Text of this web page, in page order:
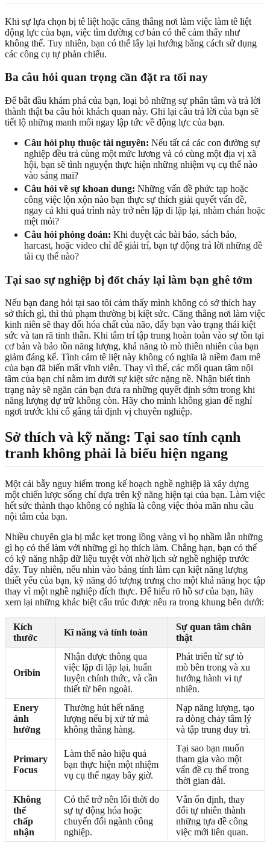
Khi sự lựa chọn bị tê liệt hoặc căng thẳng nơi làm việc làm tê liệt
động lực của bạn, việc tìm đường cơ bản có thể cảm thấy như
không thể. Tuy nhiên, bạn có thể lấy lại hướng bằng cách sử dụng
các công cụ tự phản chiếu.
Ba câu hỏi quan trọng cần đặt ra tối nay
Để bắt đầu khám phá của bạn, loại bỏ những sự phân tâm và trả lời
thành thật ba câu hỏi khách quan này. Ghi lại câu trả lời của bạn sẽ
tiết lộ những manh mối ngay lập tức về động lực của bạn.
Câu hỏi phụ thuộc tài nguyên: Nếu tất cả các con đường sự
nghiệp đều trả cùng một mức lương và có cùng một địa vị xã
hội, bạn sẽ tình nguyện thực hiện những nhiệm vụ cụ thể nào
vào sáng mai?
Câu hỏi về sự khoan dung: Những vấn đề phức tạp hoặc
công việc lộn xộn nào bạn thực sự thích giải quyết vấn đề,
ngay cả khi quá trình này trở nên lặp đi lặp lại, nhàm chán hoặc
mệt mỏi?
Câu hỏi phỏng đoán: Khi duyệt các bài báo, sách báo,
harcast, hoặc video chỉ để giải trí, bạn tự động trả lời những đề
tài cụ thể nào?
Tại sao sự nghiệp bị đốt cháy lại làm bạn ghê tởm
Nếu bạn đang hỏi tại sao tôi cảm thấy mình không có sở thích hay
sở thích gì, thì thủ phạm thường bị kiệt sức. Căng thẳng nơi làm việc
kinh niên sẽ thay đổi hóa chất của não, đẩy bạn vào trạng thái kiệt
sức và tan rã tinh thần. Khi tâm trí tập trung hoàn toàn vào sự tồn tại
cơ bản và bảo tồn năng lượng, khả năng tò mò thiên nhiên của bạn
giảm đáng kể. Tình cảm tê liệt này không có nghĩa là niềm đam mê
của bạn đã biến mất vĩnh viễn. Thay vì thế, các mối quan tâm nội
tâm của bạn chỉ nằm im dưới sự kiệt sức nặng nề. Nhận biết tình
trạng này sẽ ngăn cản bạn đưa ra những quyết định sớm trong khi
năng lượng dự trữ không còn. Hãy cho mình không gian để nghỉ
ngơi trước khi cố gắng tái định vị chuyên nghiệp.
Sở thích và kỹ năng: Tại sao tính cạnh
tranh không phải là biểu hiện ngang
Một cái bẫy nguy hiểm trong kế hoạch nghề nghiệp là xây dựng
một chiến lược sống chỉ dựa trên kỹ năng hiện tại của bạn. Làm việc
hết sức thành thạo không có nghĩa là công việc thỏa mãn nhu cầu
nội tâm của bạn.
Nhiều chuyên gia bị mắc kẹt trong lồng vàng vì họ nhầm lẫn những
gì họ có thể làm với những gì họ thích làm. Chẳng hạn, bạn có thể
có kỹ năng nhập dữ liệu tuyệt vời nhờ lịch sử nghề nghiệp trước
đây. Tuy nhiên, nếu nhìn vào bảng tính làm cạn kiệt năng lượng
thiết yếu của bạn, kỹ năng đó tượng trưng cho một khả năng học tập
thay vì một nghề nghiệp đích thực. Để hiểu rõ hồ sơ của bạn, hãy
xem lại những khác biệt cấu trúc được nêu ra trong khung bên dưới:
Kích
thước
Kĩ năng và tính toán
Sự quan tâm chân
thật
Oribin
Nhận được thông qua
việc lặp đi lặp lại, huấn
luyện chính thức, và cần
thiết từ bên ngoài.
Phát triển từ sự tò
mò bên trong và xu
hướng hành vi tự
nhiên.
Enery
ảnh
hưởng
Thường hút hết năng
lượng nếu bị xử tử mà
không thẳng hàng.
Nạp năng lượng, tạo
ra dòng chảy tâm lý
và tập trung duy trì.
Primary
Focus
Làm thế nào hiệu quả
bạn thực hiện một nhiệm
vụ cụ thể ngay bây giờ.
Tại sao bạn muốn
tham gia vào một
vấn đề cụ thể trong
thời gian dài.
Không
thể
chấp
nhận
Có thể trở nên lỗi thời do
sự tự động hóa hoặc
chuyển đổi ngành công
nghiệp.
Vẫn ổn định, thay
đổi tự nhiên thành
những tựa đề công
việc mới liên quan.